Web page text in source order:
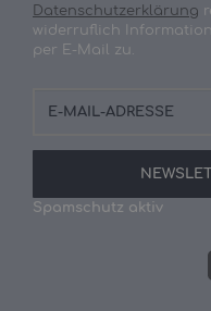
Datenschutzerklärung
widerruflich
per E-Mail zu.
Mail-
Spamschutz aktiv